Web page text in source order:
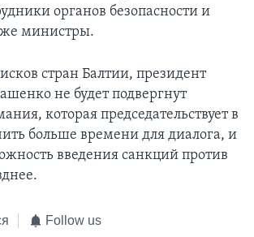
органов безопасности и
министры.
стран Балтии, президент
не будет подвергнут
которая председательствует в
больше времени для диалога, и
введения санкций против
Follow us